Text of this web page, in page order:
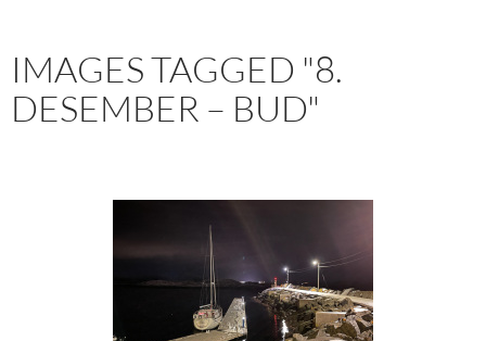
IMAGES TAGGED "8.
DESEMBER – BUD"